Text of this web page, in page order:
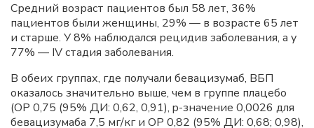
Средний возраст пациентов был 58 лет, 36%
пациентов были женщины, 29% — в возрасте 65 лет
и старше. У 8% наблюдался рецидив заболевания, а у
77% — IV стадия заболевания.
В обеих группах, где получали бевацизумаб, ВБП
оказалось значительно выше, чем в группе плацебо
(ОР 0,75 (95% ДИ: 0,62, 0,91), p-значение 0,0026 для
бевацизумаба 7,5 мг/кг и ОР 0,82 (95% ДИ: 0,68; 0,98),